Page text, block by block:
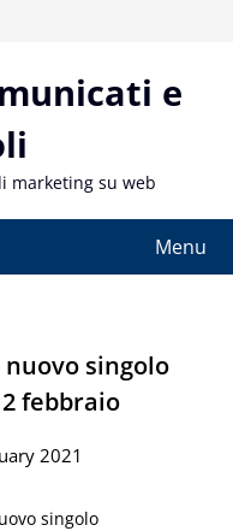
e
marketing su web
Menu
nuovo singolo
febbraio
2021
singolo